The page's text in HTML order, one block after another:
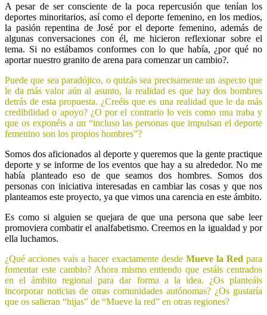
A pesar de ser consciente de la poca repercusión que tenían los
deportes minoritarios, así como el deporte femenino, en los medios,
la pasión repentina de José por el deporte femenino, además de
algunas conversaciones con él, me hicieron reflexionar sobre el
tema. Si no estábamos conformes con lo que había, ¿por qué no
aportar nuestro granito de arena para comenzar un cambio?.
Puede que sea paradójico, o quizás sea precisamente un aspecto que
le da más valor aún al asunto, la realidad es que hay dos hombres
detrás de esta propuesta. ¿Creéis que es una realidad que le da más
credibilidad o apoyo? ¿O por el contrario lo veis como una traba y
que os exponéis a un “incluso las personas que impulsan el deporte
femenino son los propios hombres”?
Somos dos aficionados al deporte y queremos que la gente practique
deporte y se informe de los eventos que hay a su alrededor. No me
había planteado eso de que seamos dos hombres. Somos dos
personas con iniciativa interesadas en cambiar las cosas y que nos
planteamos este proyecto, ya que vimos una carencia en este ámbito.
Es como si alguien se quejara de que una persona que sabe leer
promoviera combatir el analfabetismo. Creemos en la igualdad y por
ella luchamos.
¿Qué acciones vais a hacer exactamente desde Mueve la Red para
fomentar este cambio? Ahora mismo entiendo que estáis centrados
en el ámbito regional para dar forma a la idea. ¿Os planteáis
incorporar noticias de otras comunidades autónomas? ¿Os gustaría
que os salieran “hijas” de “Mueve la red” en otras regiones?